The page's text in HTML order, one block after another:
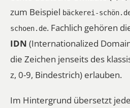
zum Beispiel bäckerei-
schoen.de. Fachlich gehören
IDN (Internationalized
die Zeichen jenseits des
z, 0-9, Bindestrich) erlauben.
Im Hintergrund übersetzt